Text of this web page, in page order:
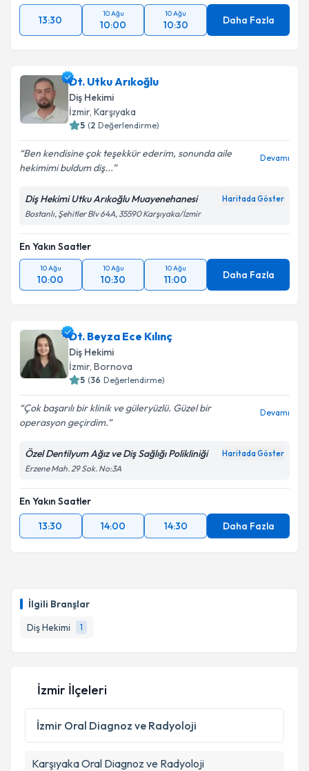
İlgili Branşlar
Diş Hekimi
1
13:30
10 Ağu
10:00
10 Ağu
10:30 Daha Fazla
Dt. Utku Arıkoğlu
Diş Hekimi
İzmir, Karşıyaka
5 (2 Değerlendirme)
Ben kendisine çok teşekkür ederim, sonunda aile
hekimimi buldum diş...
Devamı
Diş Hekimi Utku Arıkoğlu Muayenehanesi Haritada Göster
Bostanlı, Şehitler Blv 64A, 35590 Karşıyaka/İzmir
En Yakın Saatler
10 Ağu
10:00
10 Ağu
10:30
10 Ağu
11:00 Daha Fazla
Dt. Beyza Ece Kılınç
Diş Hekimi
İzmir, Bornova
5 (36 Değerlendirme)
Çok başarılı bir klinik ve güleryüzlü. Güzel bir
operasyon geçirdim.
Devamı
Özel Dentilyum Ağız ve Diş Sağlığı Polikliniği Haritada Göster
Erzene Mah. 29 Sok. No:3A
En Yakın Saatler
13:30
14:00 14:30 Daha Fazla
İzmir İlçeleri
İzmir Oral Diagnoz ve Radyoloji
KarşıyakaOral Diagnoz ve Radyoloji